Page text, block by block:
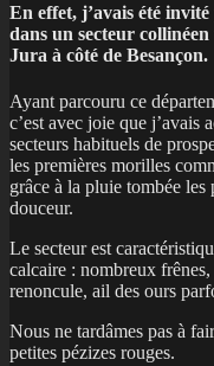
En effet, j’avais été
dans un secteur
Jura à côté de Besançon.
Ayant parcouru ce
c’est avec joie que j’avais
secteurs habituels de
les premières morilles
grâce à la pluie tombée les
douceur.
Le secteur est
calcaire : nombreux
renoncule, ail des ours
Nous ne tardâmes pas à
petites pézizes rouges.